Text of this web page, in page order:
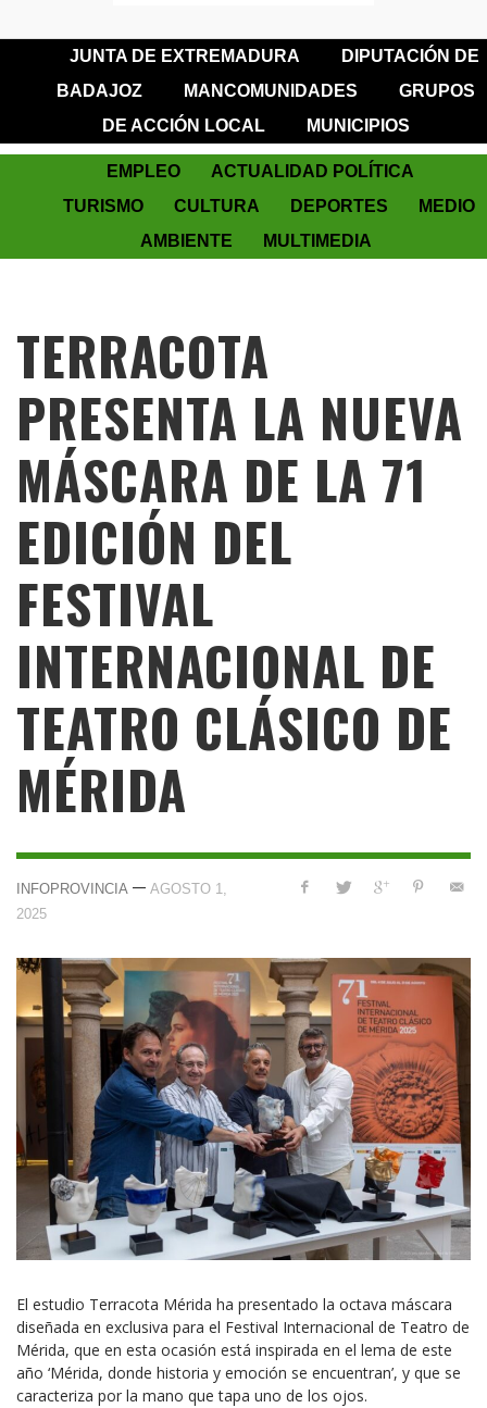
JUNTA DE EXTREMADURA
DIPUTACIÓN DE
BADAJOZ
MANCOMUNIDADES
GRUPOS
DE ACCIÓN LOCAL
MUNICIPIOS
EMPLEO
ACTUALIDAD POLÍTICA
TURISMO
CULTURA DEPORTES
MEDIO
AMBIENTE
MULTIMEDIA
TERRACOTA
PRESENTA LA NUEVA
MÁSCARA DE LA 71
EDICIÓN DEL
FESTIVAL
INTERNACIONAL DE
TEATRO CLÁSICO DE
MÉRIDA
INFOPROVINCIA — AGOSTO 1,
2025
El estudio Terracota Mérida ha presentado la octava máscara
diseñada en exclusiva para el Festival Internacional de Teatro de
Mérida, que en esta ocasión está inspirada en el lema de este
año ‘Mérida, donde historia y emoción se encuentran’, y que se
caracteriza por la mano que tapa uno de los ojos.